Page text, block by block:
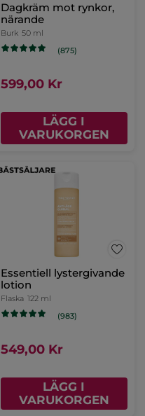
Dagkräm mot rynkor,
närande
Burk 50 ml
(875)
599,00 Kr
LÄGG I
VARUKORGEN
Essentiell lystergivande
lotion
Flaska 122 ml
(983)
549,00 Kr
LÄGG I
VARUKORGEN